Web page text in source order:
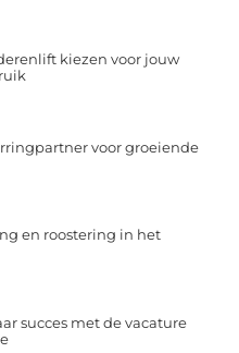
kiezen voor jouw
voor groeiende
en roostering in het
succes met de vacature